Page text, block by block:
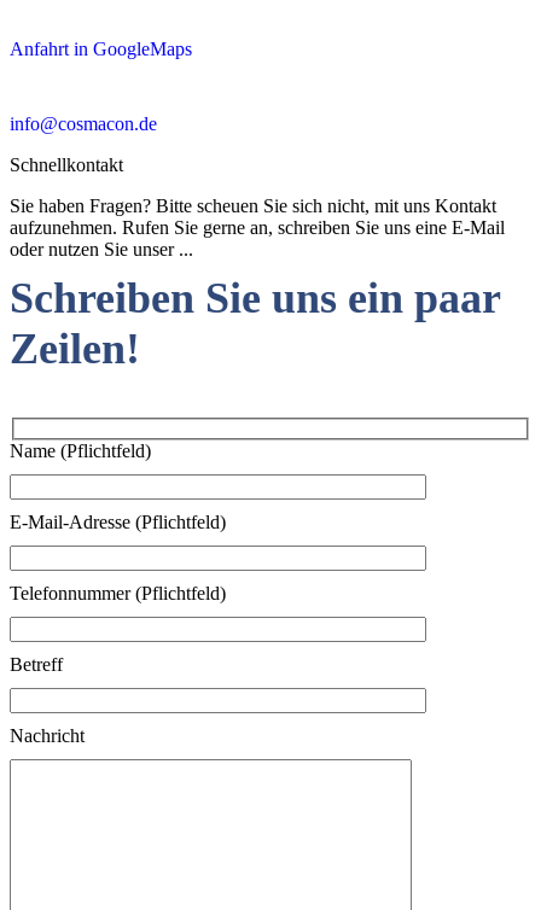
Anfahrt in GoogleMaps
info@cosmacon.de
Schnellkontakt
Sie haben Fragen? Bitte scheuen Sie sich nicht, mit uns Kontakt
aufzunehmen. Rufen Sie gerne an, schreiben Sie uns eine E-Mail
oder nutzen Sie unser ...
Schreiben Sie uns ein paar
Zeilen!
Name (Pflichtfeld)
E-Mail-Adresse (Pflichtfeld)
Telefonnummer (Pflichtfeld)
Betreff
Nachricht